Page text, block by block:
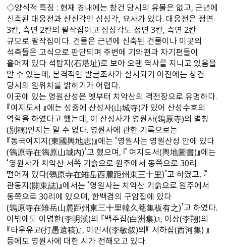
◇양식적 특징 : 현재 경내에는 창건 당시의 유물은 없고, 근년에
신축된 대웅전과 산신각인 삼성각, 요사가 있다. 대웅전은 정면
3칸, 측면 2칸의 팔작집이고 삼성각도 정면 3칸, 측면 2칸
규모로 팔작집이다. 건물은 근년에 신축된 건물이나 이곳의
석축들은 고식으로 판단되며 주변에 기와편과 자기편들이
흩어져 있다 석탑지(石塔址)로 보아 오랜 역사를 지니고 있음을
알 수 있는데, 본격적인 발굴조사가 실시되기 이전에는 창건
당시의 원위치를 밝히기가 어렵다.
이곳에 있는 영원산성은 옛부터 치악산의 격전장으로 유명하다.
『여지도서 』에는 성중에 산성사(山城寺)가 있어 산성수호의
역할을 하였다고 했는데, 이 산성사가 영원사(鴒原寺)의 별칭
(別稱)인지는 알 수 없다. 영원사에 관한 기록으로는
『동국여지지(東國輿地志)』에는 ‘영원사는 영원산성 안에 있다
(鴒原寺在鴒原山城內)’고 했으며, 『 여지도서(輿地圖書)』에는
‘영원사가 치악산 서쪽 기슭으로 원주에서 동쪽으로 30리
떨어져 있다(鴒原寺在雉岳西麓距州東三十里)’고 하였고, 『
관동지(關東誌)』에서는 ‘영원사는 치악산 기슭으로 원주에서
동쪽으로 30리에 있으며, 한백겸의 구암집에 있다
(鴒原寺在雉岳山麓距州東三十里韓久菴集板有之)’고 하였다.
이밖에도 이명한(李明漢)의 『백주집(白洲集)』, 이상(李翔)의
『타우유고(打愚遺稿)』, 이민서(李敏叙)의『 서하집(西河集) 』
등에도 영원사에 대한 시가 전해오고 있다.